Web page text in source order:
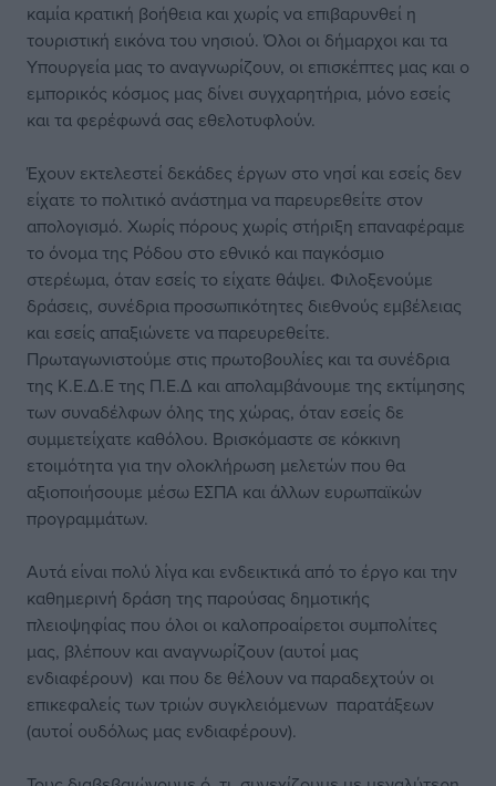
καμία κρατική βοήθεια και χωρίς να επιβαρυνθεί η
τουριστική εικόνα του νησιού. Όλοι οι δήμαρχοι και τα
Υπουργεία μας το αναγνωρίζουν, οι επισκέπτες μας και ο
εμπορικός κόσμος μας δίνει συγχαρητήρια, μόνο εσείς
και τα φερέφωνά σας εθελοτυφλούν.
Έχουν εκτελεστεί δεκάδες έργων στο νησί και εσείς δεν
είχατε το πολιτικό ανάστημα να παρευρεθείτε στον
απολογισμό. Χωρίς πόρους χωρίς στήριξη επαναφέραμε
το όνομα της Ρόδου στο εθνικό και παγκόσμιο
στερέωμα, όταν εσείς το είχατε θάψει. Φιλοξενούμε
δράσεις, συνέδρια προσωπικότητες διεθνούς εμβέλειας
και εσείς απαξιώνετε να παρευρεθείτε.
Πρωταγωνιστούμε στις πρωτοβουλίες και τα συνέδρια
της Κ.Ε.Δ.Ε της Π.Ε.Δ και απολαμβάνουμε της εκτίμησης
των συναδέλφων όλης της χώρας, όταν εσείς δε
συμμετείχατε καθόλου. Βρισκόμαστε σε κόκκινη
ετοιμότητα για την ολοκλήρωση μελετών που θα
αξιοποιήσουμε μέσω ΕΣΠΑ και άλλων ευρωπαϊκών
προγραμμάτων.
Αυτά είναι πολύ λίγα και ενδεικτικά από το έργο και την
καθημερινή δράση της παρούσας δημοτικής
πλειοψηφίας που όλοι οι καλοπροαίρετοι συμπολίτες
μας, βλέπουν και αναγνωρίζουν (αυτοί μας
ενδιαφέρουν) και που δε θέλουν να παραδεχτούν οι
επικεφαλείς των τριών συγκλειόμενων παρατάξεων
(αυτοί ουδόλως μας ενδιαφέρουν).